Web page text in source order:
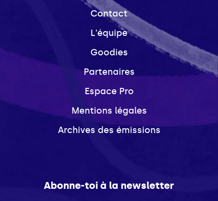
Contact
L'équipe
Goodies
Partenaires
Espace Pro
Mentions légales
Archives des émissions
Abonne-toi à la newsletter